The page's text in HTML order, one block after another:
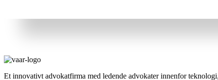
Et innovativt advokatfirma med ledende advokater innenfor